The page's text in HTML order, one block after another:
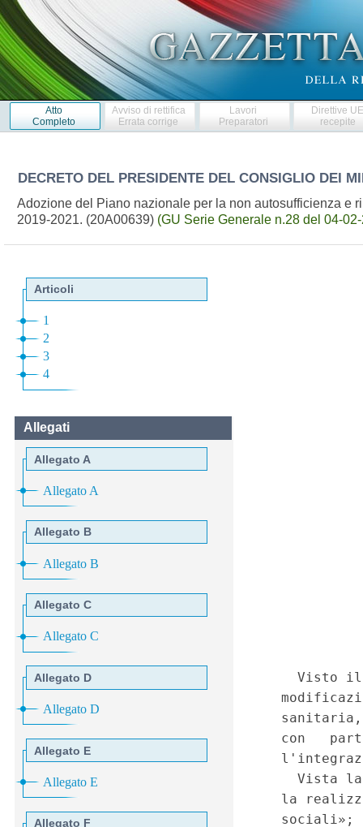
Atto
Completo
Avviso di rettifica
Errata corrige
Lavori
Preparatori
Direttive
recepite
DECRETO DEL PRESIDENTE DEL CONSIGLIO DEI
Adozione del Piano nazionale per la non autosufficienza e
2019-2021. (20A00639) (GU Serie Generale n.28 del 04-